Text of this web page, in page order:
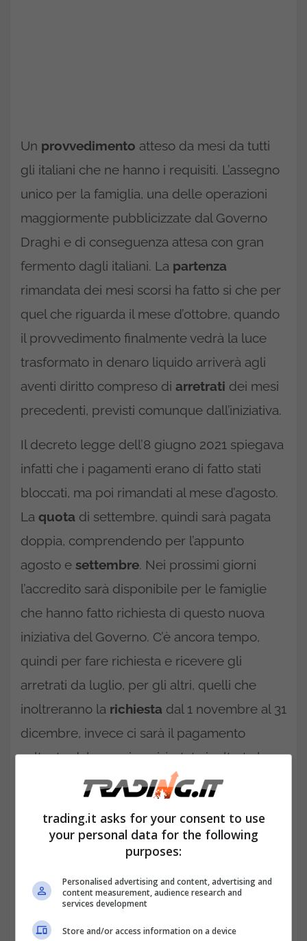
Un provvedimento atteso da mesi da tutti
gli italiani che ne hanno i requisiti. L’assegno
unico per la famiglia, una delle operazioni
maggiormente pubblicizzate dal Governo
Draghi e di conseguenza attesa con gran
fermento dagli italiani. La partenza
rimandata dei mesi scorsi ha fatto si che per
quel che riguarda il mese d’ottobre, quando
il provvedimento finalmente vedrà la luce
trasformato in denaro liquido arriverà agli
aventi diritto compreso di arretrati dei mesi
precedenti, previsti comunque dall’iniziativa.
Il decreto legge dell’8 giugno 2021 spiegava
infatti che i pagamenti erano di fatto stati
bloccati, ma poi rimandati al mese d’agosto.
La quota di settembre, quindi sarà pagata
doppia, comprendendo per l’appunto
agosto e settembre. Nei prossimi giorni
l’accredito sarà disponibile per le famiglie
che hanno fatto richiesta di questo nuova
iniziativa del Governo. C’è ancora tempo,
quindi per fare richiesta e ricevere gli
arretrati da luglio, per gli altri, quelli che
inoltreranno la richiesta dal 1 novembre al 31
dicembre, invece ci sarà il pagamento
soltanto dal mese in cui è stata inoltrata la
Assegno unico per le famiglie:
ecco in cosa consiste il nuovo
provvedimento del Governo
trading.it asks for your consent to use
your personal data for the following
purposes:
Personalised advertising and content, advertising and
content measurement, audience research and
services development
Store and/or access information on a device